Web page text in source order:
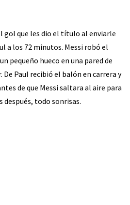
gol que les dio el título al enviarle
a los 72 minutos. Messi robó el
pequeño hueco en una pared de
De Paul recibió el balón en carrera y
de que Messi saltara al aire para
después, todo sonrisas.